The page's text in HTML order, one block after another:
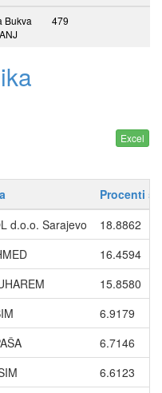
Bukva
479
Procenti
d.o.o. Sarajevo
18.8862
16.4594
15.8580
6.9179
6.7146
6.6123